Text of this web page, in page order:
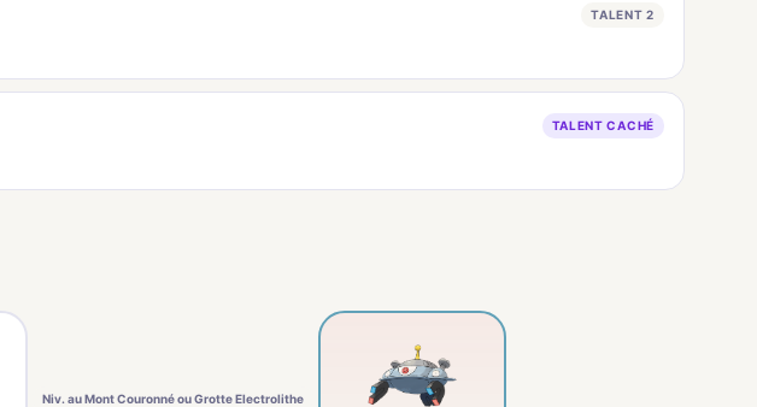
TALENT 2
TALENT CACHÉ
Niv. au Mont Couronné ou Grotte Electrolithe